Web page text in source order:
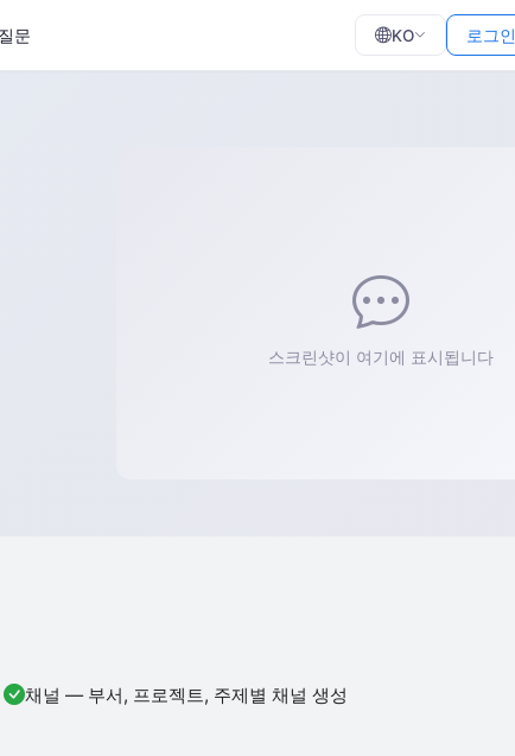
문 KO 로그인
스크린샷이 여기에 표시됩니다
채널 — 부서, 프로젝트, 주제별 채널 생성